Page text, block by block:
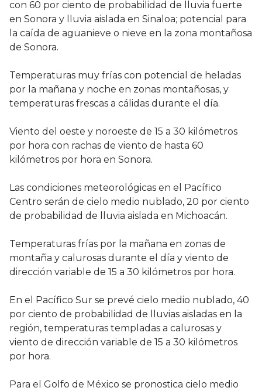
con 60 por ciento de probabilidad de lluvia fuerte
en Sonora y lluvia aislada en Sinaloa; potencial para
la caída de aguanieve o nieve en la zona montañosa
de Sonora.
Temperaturas muy frías con potencial de heladas
por la mañana y noche en zonas montañosas, y
temperaturas frescas a cálidas durante el día.
Viento del oeste y noroeste de 15 a 30 kilómetros
por hora con rachas de viento de hasta 60
kilómetros por hora en Sonora.
Las condiciones meteorológicas en el Pacífico
Centro serán de cielo medio nublado, 20 por ciento
de probabilidad de lluvia aislada en Michoacán.
Temperaturas frías por la mañana en zonas de
montaña y calurosas durante el día y viento de
dirección variable de 15 a 30 kilómetros por hora.
En el Pacífico Sur se prevé cielo medio nublado, 40
por ciento de probabilidad de lluvias aisladas en la
región, temperaturas templadas a calurosas y
viento de dirección variable de 15 a 30 kilómetros
por hora.
Para el Golfo de México se pronostica cielo medio